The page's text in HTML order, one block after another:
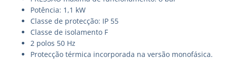
Potência: 1,1 kW
Classe de protecção: IP 55
Classe de isolamento F
2 polos 50 Hz
Protecção térmica incorporada na versão monofásica.